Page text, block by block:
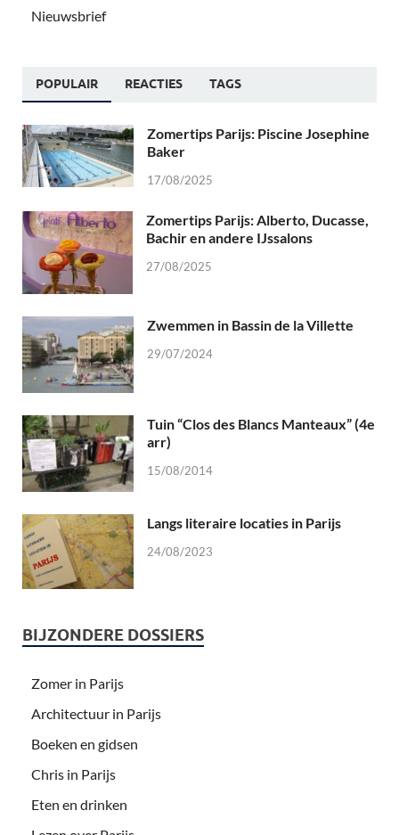
Nieuwsbrief
POPULAIR REACTIES TAGS
Zomertips Parijs: Piscine Josephine
Baker
17/08/2025
Zomertips Parijs: Alberto, Ducasse,
Bachir en andere IJssalons
27/08/2025
Zwemmen in Bassin de la Villette
29/07/2024
Tuin “Clos des Blancs Manteaux” (4e
arr)
15/08/2014
Langs literaire locaties in Parijs
24/08/2023
BIJZONDERE DOSSIERS
Zomer in Parijs
Architectuur in Parijs
Boeken en gidsen
Chris in Parijs
Eten en drinken